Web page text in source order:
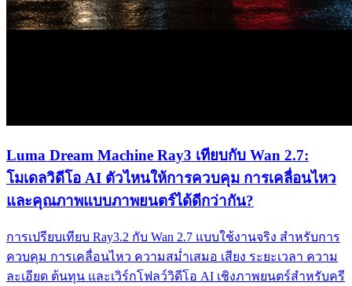
Luma Dream Machine Ray3 เทียบกับ Wan 2.7:
โมเดลวิดีโอ AI ตัวไหนให้การควบคุม การเคลื่อนไหว
และคุณภาพแบบภาพยนตร์ได้ดีกว่ากัน?
การเปรียบเทียบ Ray3.2 กับ Wan 2.7 แบบใช้งานจริง สำหรับการ
ควบคุม การเคลื่อนไหว ความสม่ำเสมอ เสียง ระยะเวลา ความ
ละเอียด ต้นทุน และเวิร์กโฟลว์วิดีโอ AI เชิงภาพยนตร์สำหรับครี